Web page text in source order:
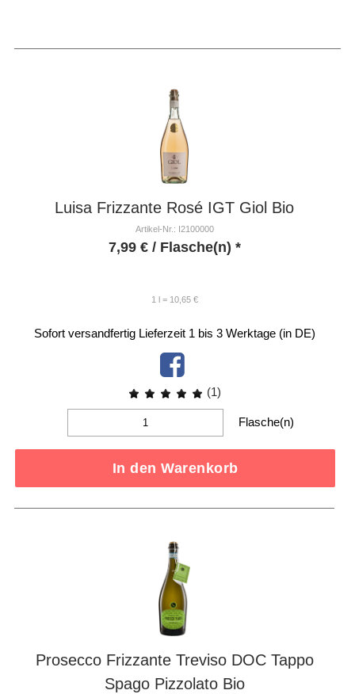
Luisa Frizzante Rosé IGT Giol Bio
Artikel-Nr.: I2100000
7,99 €/ Flasche(n) *
1 l = 10,65 €
Sofort versandfertig Lieferzeit 1 bis 3 Werktage (in DE)
(1)
Flasche(n)
In den Warenkorb
Prosecco Frizzante Treviso DOC Tappo
Spago Pizzolato Bio